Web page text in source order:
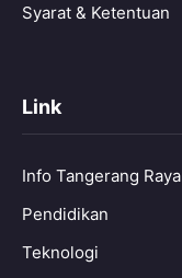
Syarat & Ketentuan
Link
Info Tangerang Raya
Pendidikan
Teknologi